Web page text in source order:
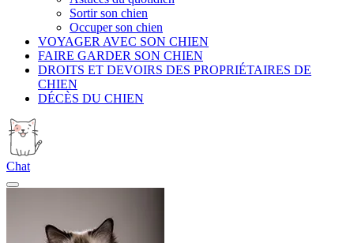
Sortir son chien
Occuper son chien
VOYAGER AVEC SON CHIEN
FAIRE GARDER SON CHIEN
DROITS ET DEVOIRS DES PROPRIÉTAIRES DE
CHIEN
DÉCÈS DU CHIEN
Chat